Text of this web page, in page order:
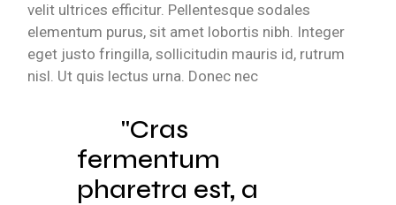
velit ultrices efficitur. Pellentesque sodales
elementum purus, sit amet lobortis nibh. Integer
eget justo fringilla, sollicitudin mauris id, rutrum
nisl. Ut quis lectus urna. Donec nec
Cras
fermentum
pharetra est, a